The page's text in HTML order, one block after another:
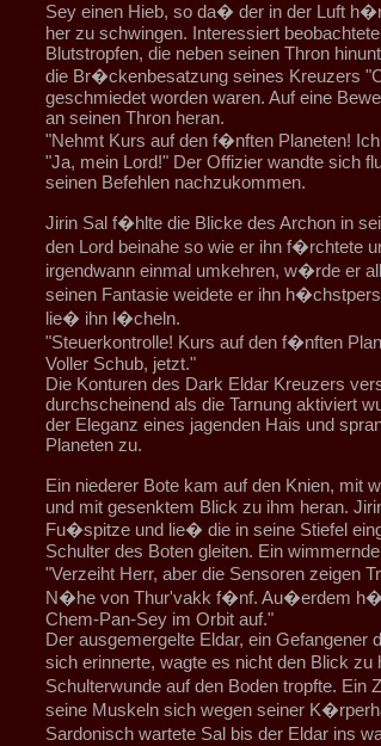
Sey einen Hieb, so da� der in der Luft
her zu schwingen. Interessiert
Blutstropfen, die neben seinen Thron
die Br�ckenbesatzung seines Kreuzers
geschmiedet worden waren. Auf eine
an seinen Thron heran.
"Nehmt Kurs auf den f�nften Planeten!
"Ja, mein Lord!" Der Offizier wandte sich
seinen Befehlen nachzukommen.
Jirin Sal f�hlte die Blicke des Archon in
den Lord beinahe so wie er ihn f�rchtete
irgendwann einmal umkehren, w�rde er
seinen Fantasie weidete er ihn
lie� ihn l�cheln.
"Steuerkontrolle! Kurs auf den f�nften
Voller Schub, jetzt."
Die Konturen des Dark Eldar Kreuzers
durchscheinend als die Tarnung aktiviert
der Eleganz eines jagenden Hais und
Planeten zu.
Ein niederer Bote kam auf den Knien, mit
und mit gesenktem Blick zu ihm heran.
Fu�spitze und lie� die in seine Stiefel
Schulter des Boten gleiten. Ein
"Verzeiht Herr, aber die Sensoren zeigen
N�he von Thur'vakk f�nf. Au�erdem
Chem-Pan-Sey im Orbit auf."
Der ausgemergelte Eldar, ein Gefangener
sich erinnerte, wagte es nicht den Blick
Schulterwunde auf den Boden tropfte.
seine Muskeln sich wegen seiner
Sardonisch wartete Sal bis der Eldar ins